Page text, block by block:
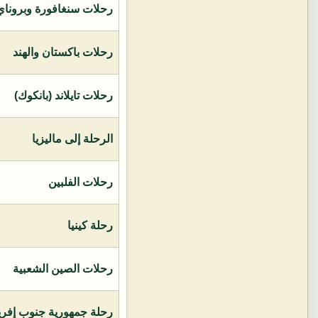
رحلات سنغافورة
رحلات باكستان والهند
رحلات تايلاند (بانكوك)
الرحلة إلى ماليزيا
رحلات الفلبين
رحلة كينيا
رحلات الصين الشعبية
رحلة جمهورية جنوب